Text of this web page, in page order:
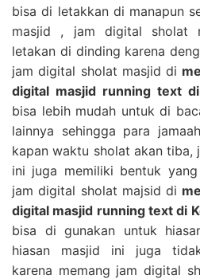
bisa di letakkan di manapun
masjid , jam digital sholat
letakan di dinding karena
jam digital sholat masjid di
digital masjid running text
bisa lebih mudah untuk di
lainnya sehingga para
kapan waktu sholat akan tiba,
ini juga memiliki bentuk
jam digital sholat majsid di
digital masjid running text di
bisa di gunakan untuk
hiasan masjid ini juga
karena memang jam digital